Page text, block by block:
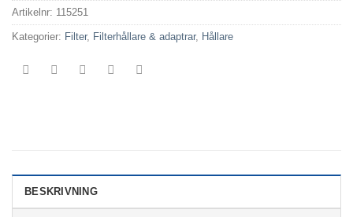
Artikelnr: 115251
Kategorier: Filter, Filterhållare & adaptrar, Hållare
BESKRIVNING